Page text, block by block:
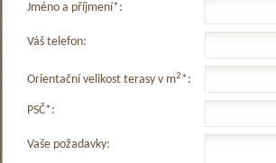
Jméno a příjmení*:
Váš telefon:
Orientační velikost terasy v m2*:
PSČ*:
Vaše požadavky: